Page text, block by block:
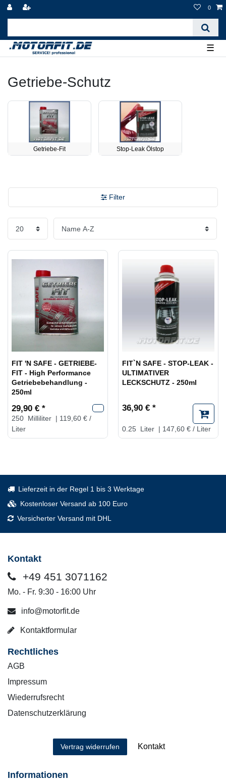
0
☰
Getriebe-Schutz
Getriebe-Fit Stop-Leak Ölstop
Filter
FIT 'N SAFE - GETRIEBE-
FIT - High Performance
Getriebebehandlung -
250ml
29,90 € *
250 Milliliter | 119,60 € /
Liter
FIT`N SAFE - STOP-LEAK -
ULTIMATIVER
LECKSCHUTZ - 250ml
36,90 € *
0.25 Liter | 147,60 € / Liter
Lieferzeit in der Regel 1 bis 3 Werktage
Kostenloser Versand ab 100 Euro
Versicherter Versand mit DHL
Kontakt
+49 451 3071162
Mo. - Fr. 9:30 - 16:00 Uhr
info@motorfit.de
Kontaktformular
Rechtliches
AGB
Impressum
Wiederrufsrecht
Datenschutzerklärung
Vertrag widerrufen Kontakt
Informationen